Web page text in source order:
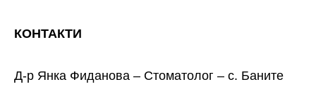
КОНТАКТИ
Д-р Янка Фиданова – Стоматолог – с. Баните